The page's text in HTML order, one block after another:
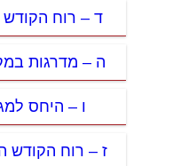
ד – רוח
ה – מדרגות
ו – היחס
ז – רוח הקודש